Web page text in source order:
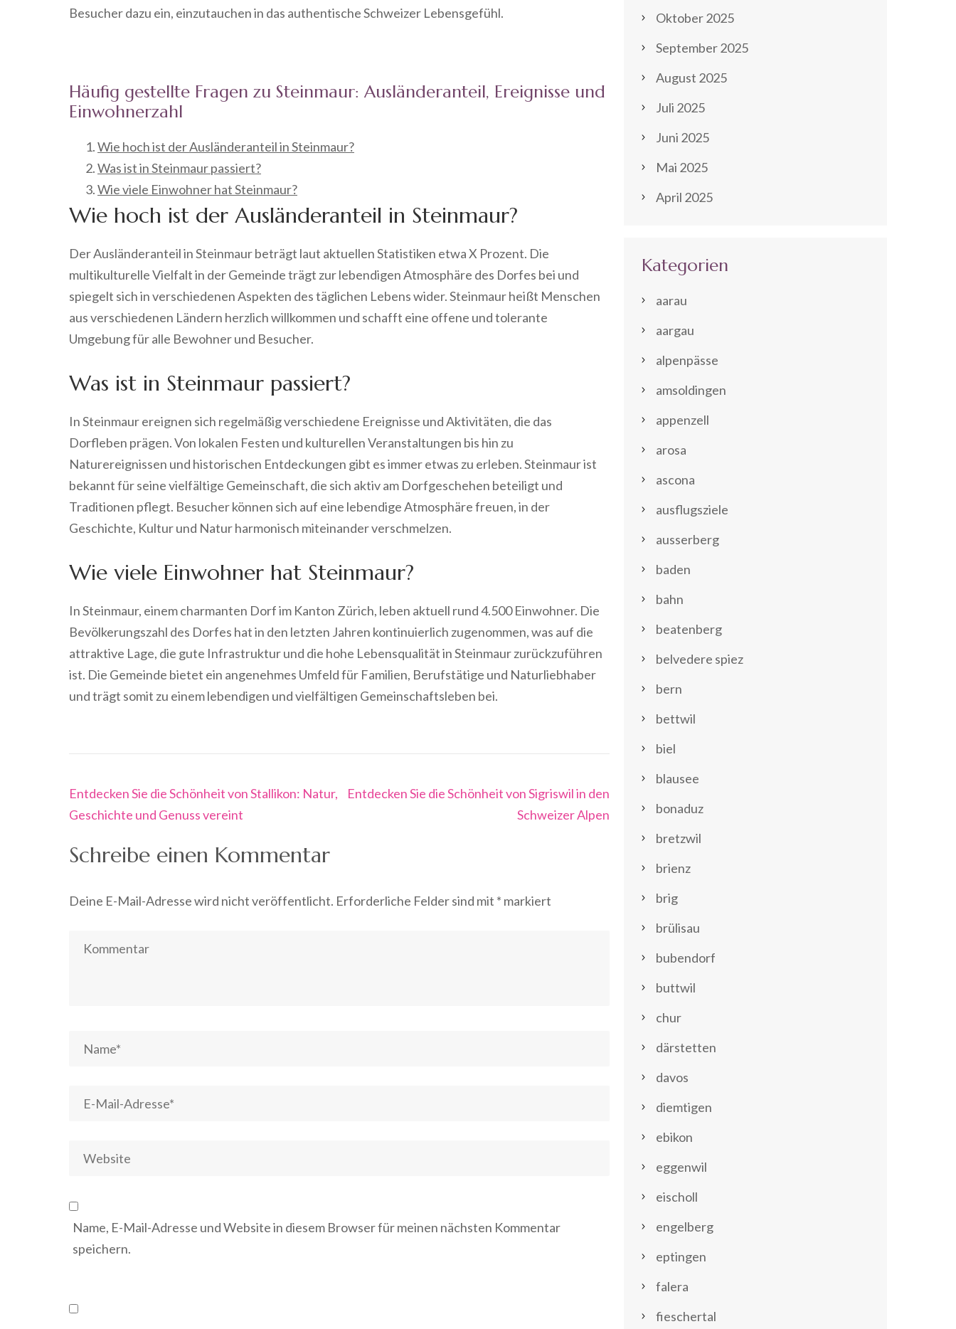
Besucher dazu ein, einzutauchen in das authentische Schweizer Lebensgefühl.
Häufig gestellte Fragen zu Steinmaur: Ausländeranteil, Ereignisse und
Einwohnerzahl
Wie hoch ist der Ausländeranteil in Steinmaur?
Was ist in Steinmaur passiert?
Wie viele Einwohner hat Steinmaur?
Wie hoch ist der Ausländeranteil in Steinmaur?
Der Ausländeranteil in Steinmaur beträgt laut aktuellen Statistiken etwa X Prozent. Die
multikulturelle Vielfalt in der Gemeinde trägt zur lebendigen Atmosphäre des Dorfes bei und
spiegelt sich in verschiedenen Aspekten des täglichen Lebens wider. Steinmaur heißt Menschen
aus verschiedenen Ländern herzlich willkommen und schafft eine offene und tolerante
Umgebung für alle Bewohner und Besucher.
Was ist in Steinmaur passiert?
In Steinmaur ereignen sich regelmäßig verschiedene Ereignisse und Aktivitäten, die das
Dorfleben prägen. Von lokalen Festen und kulturellen Veranstaltungen bis hin zu
Naturereignissen und historischen Entdeckungen gibt es immer etwas zu erleben. Steinmaur ist
bekannt für seine vielfältige Gemeinschaft, die sich aktiv am Dorfgeschehen beteiligt und
Traditionen pflegt. Besucher können sich auf eine lebendige Atmosphäre freuen, in der
Geschichte, Kultur und Natur harmonisch miteinander verschmelzen.
Wie viele Einwohner hat Steinmaur?
In Steinmaur, einem charmanten Dorf im Kanton Zürich, leben aktuell rund 4.500 Einwohner. Die
Bevölkerungszahl des Dorfes hat in den letzten Jahren kontinuierlich zugenommen, was auf die
attraktive Lage, die gute Infrastruktur und die hohe Lebensqualität in Steinmaur zurückzuführen
ist. Die Gemeinde bietet ein angenehmes Umfeld für Familien, Berufstätige und Naturliebhaber
und trägt somit zu einem lebendigen und vielfältigen Gemeinschaftsleben bei.
Beitragsnavigation
Entdecken Sie die Schönheit von Stallikon: Natur,
Geschichte und Genuss vereint
Entdecken Sie die Schönheit von Sigriswil in den
Schweizer Alpen
Schreibe einen Kommentar
Deine E-Mail-Adresse wird nicht veröffentlicht. Erforderliche Felder sind mit * markiert
Name, E-Mail-Adresse und Website in diesem Browser für meinen nächsten Kommentar
speichern.
Oktober 2025
September 2025
August 2025
Juli 2025
Juni 2025
Mai 2025
April 2025
Kategorien
aarau
aargau
alpenpässe
amsoldingen
appenzell
arosa
ascona
ausflugsziele
ausserberg
baden
bahn
beatenberg
belvedere spiez
bern
bettwil
biel
blausee
bonaduz
bretzwil
brienz
brig
brülisau
bubendorf
buttwil
chur
därstetten
davos
diemtigen
ebikon
eggenwil
eischoll
engelberg
eptingen
falera
fieschertal